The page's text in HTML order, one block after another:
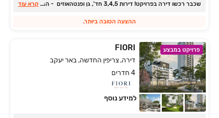
שכבר רכשו דירה בפרויקט! דירות 3,4,5 חד', גן ופנטהאוזים ‏- החל מ‏-
... קרא עוד
ההצעה הטובה ביותר.
פרויקט במבצע FIORI
דירה, צריפין החדשה, באר יעקב
4 חדרים
למידע נוסף